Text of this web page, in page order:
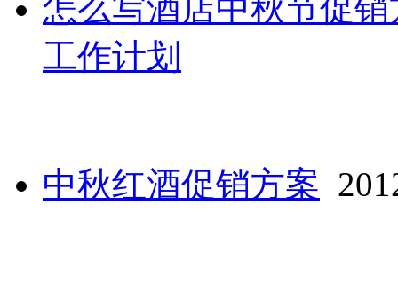
怎么写酒店中秋节促销
工作计划
中秋红酒促销方案